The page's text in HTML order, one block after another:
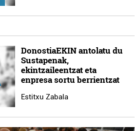
DonostiaEKIN antolatu du
Sustapenak,
ekintzaileentzat eta
enpresa sortu berrientzat
Estitxu Zabala